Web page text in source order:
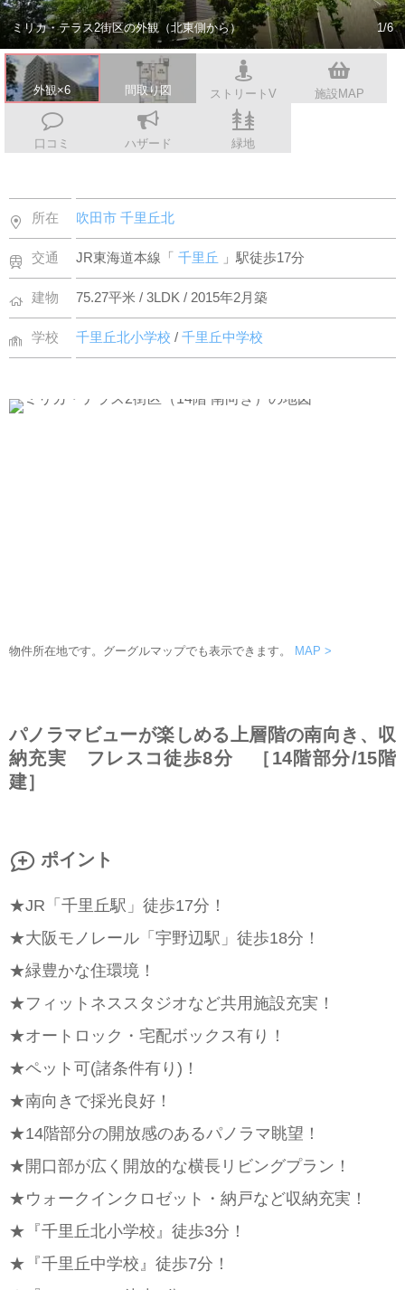
ミリカ・テラス2街区の外観（北東側から） 1/6
外観×6 間取り図 ストリートV 施設MAP
口コミ ハザード 緑地
所在 吹田市千里丘北
交通 JR東海道本線「千里丘 」駅徒歩17分
建物 75.27平米 / 3LDK / 2015年2月築
学校 千里丘北小学校/千里丘中学校
物件所在地です。グーグルマップでも表示できます。 MAP >
パノラマビューが楽しめる上層階の南向き、収
納充実 フレスコ徒歩8分 ［14階部分/15階
建］
ポイント
★JR「千里丘駅」徒歩17分！
★大阪モノレール「宇野辺駅」徒歩18分！
★緑豊かな住環境！
★フィットネススタジオなど共用施設充実！
★オートロック・宅配ボックス有り！
★ペット可(諸条件有り)！
★南向きで採光良好！
★14階部分の開放感のあるパノラマ眺望！
★開口部が広く開放的な横長リビングプラン！
★ウォークインクロゼット・納戸など収納充実！
★『千里丘北小学校』徒歩3分！
★『千里丘中学校』徒歩7分！